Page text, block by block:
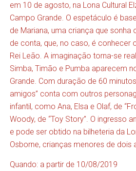
em 10 de agosto, na Lona Cultural
Campo Grande. O espetáculo é
de Mariana, uma criança que
de conta, que, no caso, é conhecer
Rei Leão. A imaginação torna-se
Simba, Timão e Pumba aparecem
Grande. Com duração de 60
amigos” conta com outros
infantil, como Ana, Elsa e Olaf, de
Woody, de “Toy Story”. O ingresso
e pode ser obtido na bilheteria da
Osborne, crianças menores de dois
Quando: a partir de 10/08/2019